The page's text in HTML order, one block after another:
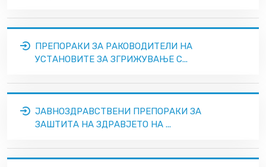
ПРЕПОРАКИ ЗА РАКОВОДИТЕЛИ НА
УСТАНОВИТЕ ЗА ЗГРИЖУВАЊЕ С...
ЈАВНОЗДРАВСТВЕНИ ПРЕПОРАКИ ЗА
ЗАШТИТА НА ЗДРАВЈЕТО НА ...